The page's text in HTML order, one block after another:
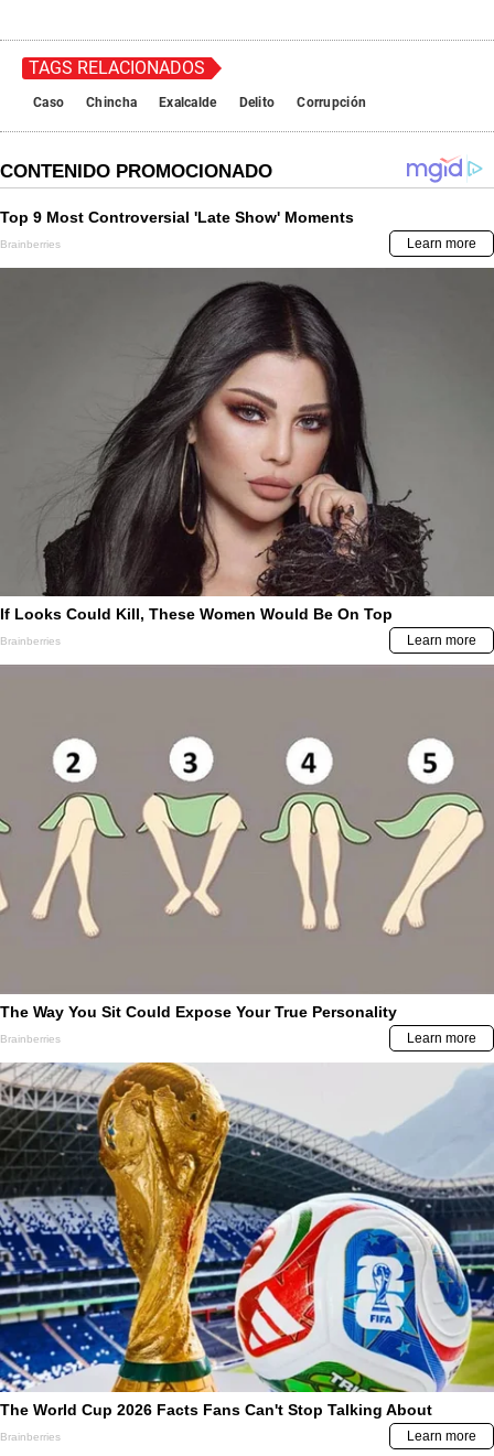
TAGS RELACIONADOS
Caso Chincha Exalcalde Delito Corrupción